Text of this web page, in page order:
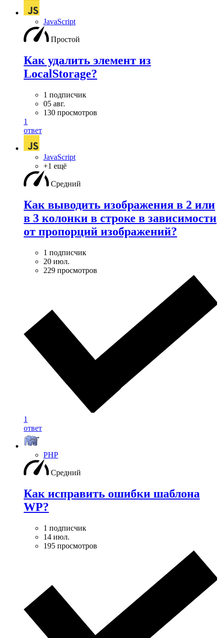
JavaScript
Простой
Как удалить элемент из
LocalStorage?
1 подписчик
05 авг.
130 просмотров
1
ответ
JavaScript
+1 ещё
Средний
Как выводить изображения в 2 или
в 3 колонки в строке в зависимости
от пропорций изображений?
1 подписчик
20 июл.
229 просмотров
1
ответ
PHP
Средний
Как исправить ошибки шаблона
WP?
1 подписчик
14 июл.
195 просмотров